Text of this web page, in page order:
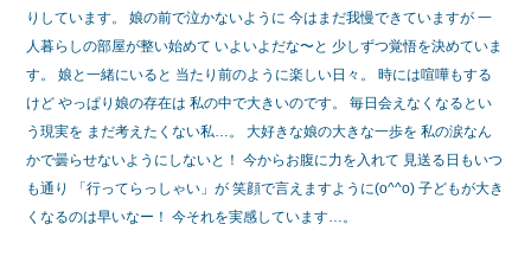
りしています。 娘の前で泣かないように 今はまだ我慢できていますが 一
人暮らしの部屋が整い始めて いよいよだな〜と 少しずつ覚悟を決めていま
す。 娘と一緒にいると 当たり前のように楽しい日々。 時には喧嘩もする
けど やっぱり娘の存在は 私の中で大きいのです。 毎日会えなくなるとい
う現実を まだ考えたくない私…。 大好きな娘の大きな一歩を 私の涙なん
かで曇らせないようにしないと！ 今からお腹に力を入れて 見送る日もいつ
も通り 「行ってらっしゃい」が 笑顔で言えますように(o^^o) 子どもが大き
くなるのは早いなー！ 今それを実感しています…。